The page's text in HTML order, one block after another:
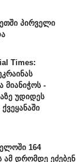
პირველი
Times:
მიანიჭოს -
უდიდეს
164
ამ დრომდე ეძებენ